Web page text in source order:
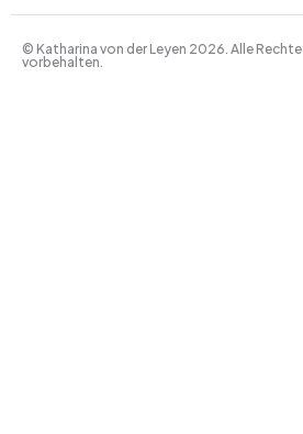
© Katharina von der Leyen 2026. Alle Rechte
vorbehalten.